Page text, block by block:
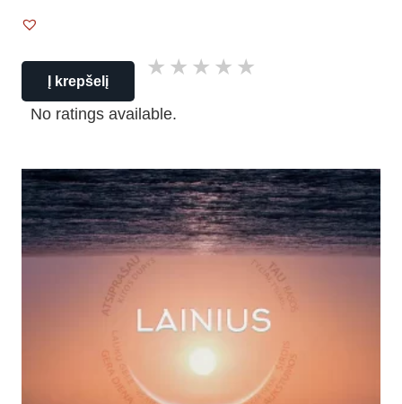
Į krepšelį
No ratings available.